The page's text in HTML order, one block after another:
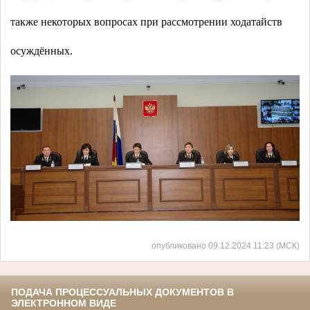
также некоторых вопросах при рассмотрении ходатайств
осуждённых.
опубликовано 09.12.2024 11:23 (МСК)
ПОДАЧА ПРОЦЕССУАЛЬНЫХ ДОКУМЕНТОВ В
ЭЛЕКТРОННОМ ВИДЕ